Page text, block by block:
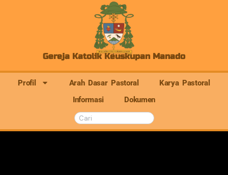
Gereja Katolik Keuskupan Manado
Profil Arah Dasar Pastoral
Karya Pastoral
Informasi
Dokumen